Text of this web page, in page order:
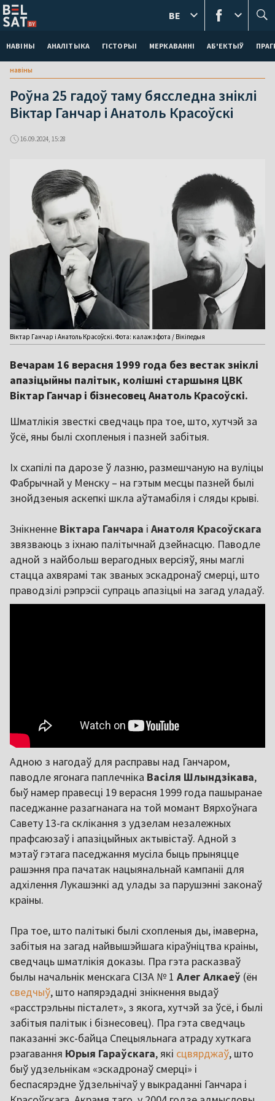
НАВІНЫ АНАЛІТЫКА ГІСТОРЫІ МЕРКАВАННI АБ'ЕКТЫЎ
BE
навіны
Роўна 25 гадоў таму бясследна зніклі
Віктар Ганчар і Анатоль Красоўскі
16.09.2024, 15:28
Віктар Ганчар і Анатоль Красоўскі. Фота: калаж з фота / Вікіпедыя
Вечарам 16 верасня 1999 года без вестак зніклі
апазіцыйны палітык, колішні старшыня ЦВК
Віктар Ганчар і бізнесовец Анатоль Красоўскі.
Шматлікія звесткі сведчаць пра тое, што, хутчэй за
ўсё, яны былі схопленыя і пазней забітыя.
Іх схапілі па дарозе ў лазню, размешчаную на вуліцы
Фабрычнай у Менску – на гэтым месцы пазней былі
знойдзеныя аскепкі шкла аўтамабіля і сляды крыві.
Знікненне Віктара Ганчара і Анатоля Красоўскага
звязваюць з іхнаю палітычнай дзейнасцю. Паводле
адной з найбольш верагодных версіяў, яны маглі
стацца ахвярамі так званых эскадронаў смерці, што
праводзілі рэпрэсіі супраць апазіцыі на загад уладаў.
Адною з нагодаў для расправы над Ганчаром,
паводле ягонага паплечніка Васіля Шлындзікава,
быў намер правесці 19 верасня 1999 года пашыранае
паседжанне разагнанага на той момант Вярхоўнага
Савету 13-га склікання з удзелам незалежных
прафсаюзаў і апазіцыйных актывістаў. Адной з
мэтаў гэтага паседжання мусіла быць прыняцце
рашэння пра пачатак нацыянальнай кампаніі для
адхілення Лукашэнкі ад улады за парушэнні законаў
краіны.
Пра тое, што палітыкі былі схопленыя ды, імаверна,
забітыя на загад найвышэйшага кіраўніцтва краіны,
сведчаць шматлікія доказы. Пра гэта расказваў
былы начальнік менскага СІЗА № 1 Алег Алкаеў (ён
сведчыў, што напярэдадні знікнення выдаў
«расстрэльны пісталет», з якога, хутчэй за ўсё, і былі
забітыя палітык і бізнесовец). Пра гэта сведчаць
паказанні экс-байца Спецыяльнага атраду хуткага
рэагавання Юрыя Гараўскага, які сцвярджаў, што
быў удзельнікам «эскадронаў смерці» і
беспасярэдне ўдзельнічаў у выкраданні Ганчара і